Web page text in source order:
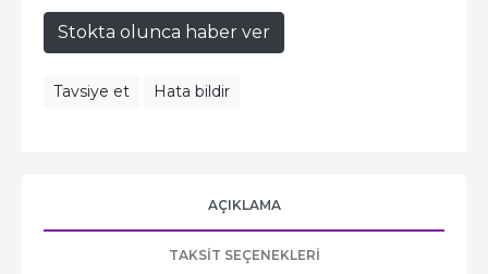
Stokta olunca haber ver
Tavsiye et Hata bildir
AÇIKLAMA
TAKSIT SEÇENEKLERI